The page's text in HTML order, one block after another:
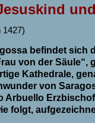
1427)
befindet sich
von der Säule“,
Kathedrale,
von
Arbuello
folgt,